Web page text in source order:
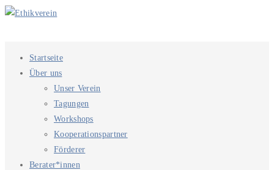
Startseite
Über uns
Unser Verein
Tagungen
Workshops
Kooperationspartner
Förderer
Berater*innen